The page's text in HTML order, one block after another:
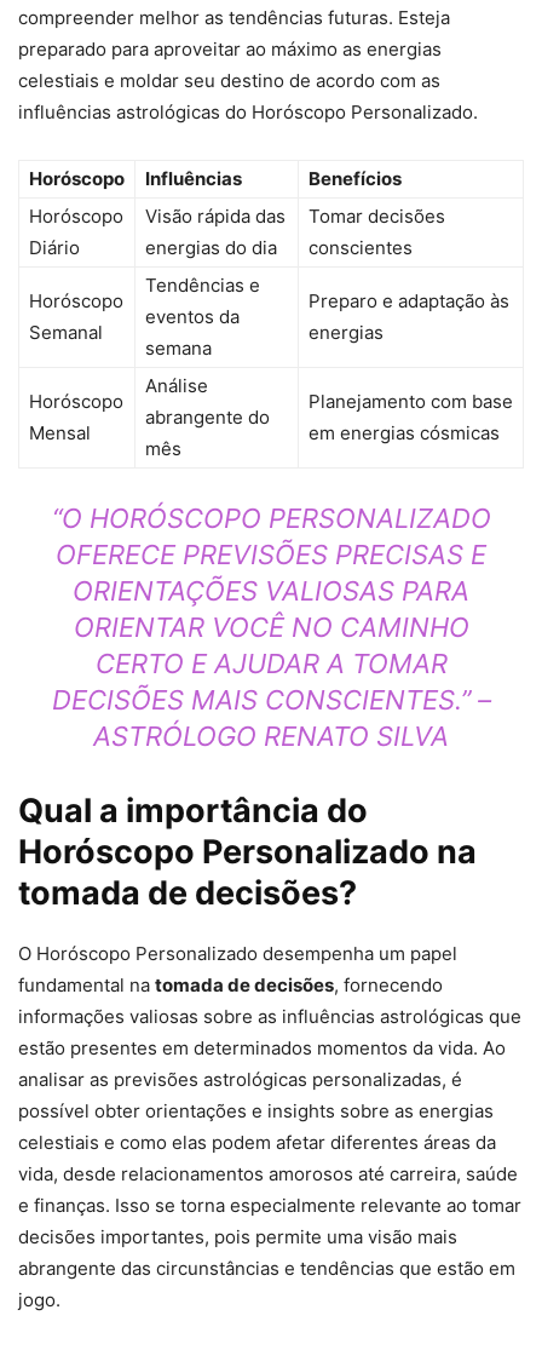
compreender melhor as tendências futuras. Esteja
preparado para aproveitar ao máximo as energias
celestiais e moldar seu destino de acordo com as
influências astrológicas do Horóscopo Personalizado.
Horóscopo Influências
Benefícios
Horóscopo
Diário
Visão rápida das
energias do dia
Tomar decisões
conscientes
Horóscopo
Semanal
Tendências e
eventos da
semana
Preparo e adaptação às
energias
Horóscopo
Mensal
Análise
abrangente do
mês
Planejamento com base
em energias cósmicas
“O HORÓSCOPO PERSONALIZADO
OFERECE PREVISÕES PRECISAS E
ORIENTAÇÕES VALIOSAS PARA
ORIENTAR VOCÊ NO CAMINHO
CERTO E AJUDAR A TOMAR
DECISÕES MAIS CONSCIENTES.” –
ASTRÓLOGO RENATO SILVA
Qual a importância do
Horóscopo Personalizado na
tomada de decisões?
O Horóscopo Personalizado desempenha um papel
fundamental na tomada de decisões, fornecendo
informações valiosas sobre as influências astrológicas que
estão presentes em determinados momentos da vida. Ao
analisar as previsões astrológicas personalizadas, é
possível obter orientações e insights sobre as energias
celestiais e como elas podem afetar diferentes áreas da
vida, desde relacionamentos amorosos até carreira, saúde
e finanças. Isso se torna especialmente relevante ao tomar
decisões importantes, pois permite uma visão mais
abrangente das circunstâncias e tendências que estão em
jogo.